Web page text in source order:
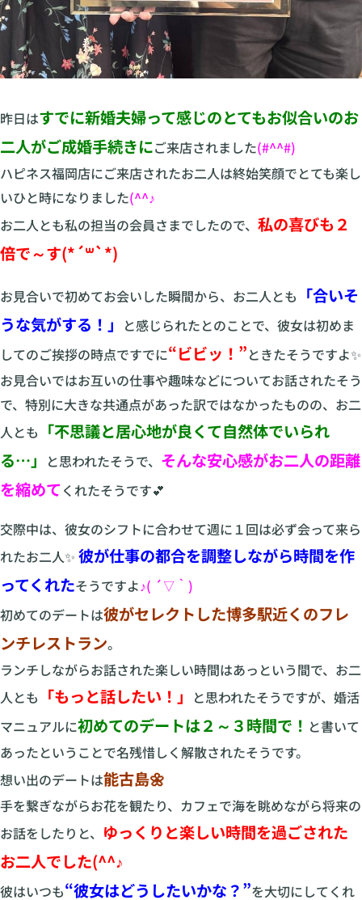
昨日はすでに新婚夫婦って感じのとてもお似合いのお
二人がご成婚手続きにご来店されました(#^^#)
ハピネス福岡店にご来店されたお二人は終始笑顔でとても楽し
いひと時になりました(^^♪
お二人とも私の担当の会員さまでしたので、 私の喜びも２
倍で～す(*´꒳`*)
お見合いで初めてお会いした瞬間から、お二人とも 「合いそ
うな気がする！」
と感じられたとのことで、彼女は初めま
してのご挨拶の時点ですでに“ビビッ！”ときたそうですよ✨
お見合いではお互いの仕事や趣味などについてお話されたそう
で、特別に大きな共通点があった訳ではなかったものの、お二
人とも 「不思議と居心地が良くて自然体でいられ
る…」
と思われたそうで、 そんな安心感がお二人の距離
を縮めて くれたそうです💕
交際中は、彼女のシフトに合わせて週に１回は必ず会って来ら
れたお二人✨ 彼が仕事の都合を調整しながら時間を作
ってくれたそうですよ♪( ´▽｀)
初めてのデートは彼がセレクトした博多駅近くのフレ
ンチレストラン。
ランチしながらお話された楽しい時間はあっという間で、お二
人とも 「もっと話したい！」
と思われたそうですが、婚活
マニュアルに初めてのデートは２～３時間で！ と書いて
あったということで名残惜しく解散されたそうです。
想い出のデートは能古島🌼
手を繋ぎながらお花を観たり、カフェで海を眺めながら将来の
お話をしたりと、 ゆっくりと楽しい時間を過ごされた
お二人でした(^^♪
彼はいつも“彼女はどうしたいかな？”を大切にしてくれ